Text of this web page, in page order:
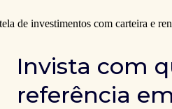
Invista com
referência